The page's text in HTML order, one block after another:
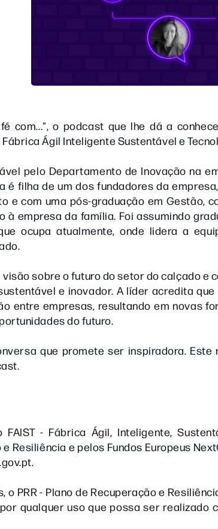
com...", o podcast que lhe dá a
Ágil Inteligente Sustentável e
pelo Departamento de Inovação na
filha de um dos fundadores da
e com uma pós-graduação em Gestão,
empresa da família. Foi assumindo
ocupa atualmente, onde lidera a
sobre o futuro do setor do calçado e
e inovador. A líder acredita
entre empresas, resultando em novas
do futuro.
que promete ser inspiradora. Este
- Fábrica Ágil, Inteligente,
Resiliência e pelos Fundos Europeus
PRR - Plano de Recuperação e
qualquer uso que possa ser realizado